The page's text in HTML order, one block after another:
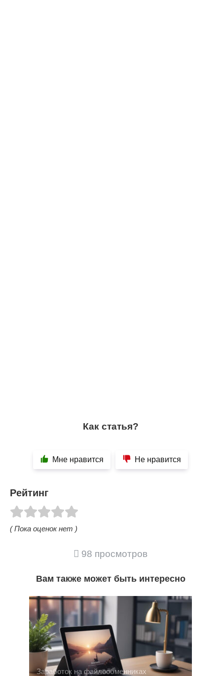
Как статья?
Мне нравится Не нравится
Рейтинг
( Пока оценок нет )
98 просмотров
Вам также может быть интересно
Заработок на файлообменниках